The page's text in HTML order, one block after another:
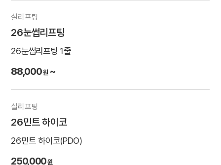
실리프팅
26눈썹리프팅
26눈썹리프팅 1줄
88,000원 ~
실리프팅
26민트 하이코
26민트 하이코(PDO)
250,000원